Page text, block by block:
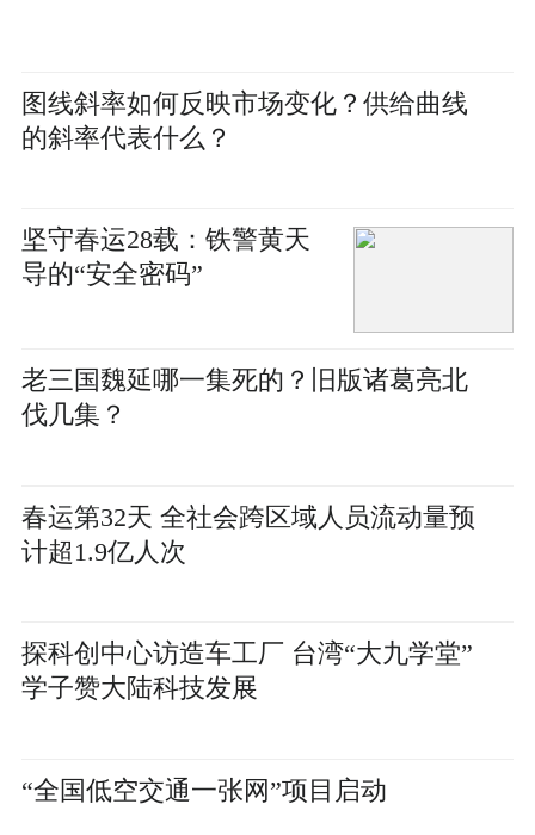
图线斜率如何反映市场变化？供给曲线
的斜率代表什么？
坚守春运28载：铁警黄天
导的“安全密码”
老三国魏延哪一集死的？旧版诸葛亮北
伐几集？
春运第32天 全社会跨区域人员流动量预
计超1.9亿人次
探科创中心访造车工厂 台湾“大九学堂”
学子赞大陆科技发展
“全国低空交通一张网”项目启动